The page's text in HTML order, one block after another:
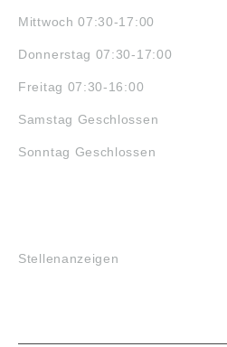
Mittwoch 07:30-17:00
Donnerstag 07:30-17:00
Freitag 07:30-16:00
Samstag Geschlossen
Sonntag Geschlossen
Stellenanzeigen